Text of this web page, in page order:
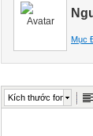
Mục
Kích thước font